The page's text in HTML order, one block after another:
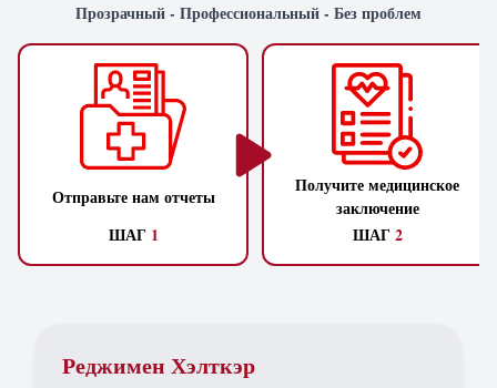
Прозрачный - Профессиональный - Без проблем
Отправьте нам отчеты
ШАГ 1
Получите медицинское
заключение
ШАГ2
Реджимен Хэлткэр